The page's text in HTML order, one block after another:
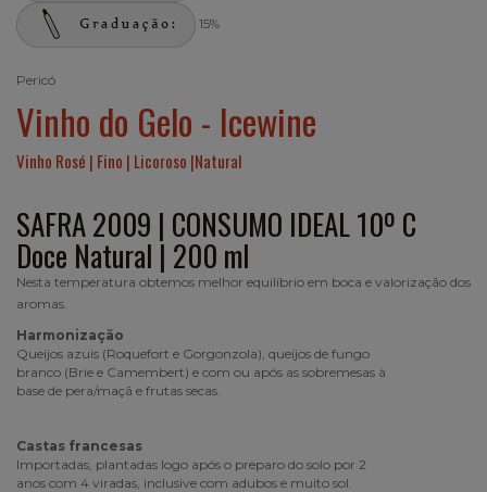
15%
Pericó
Vinho do Gelo - Icewine
Vinho Rosé | Fino | Licoroso |Natural
SAFRA 2009 | CONSUMO IDEAL 10º C
Doce Natural | 200 ml
Nesta temperatura obtemos melhor equilíbrio em boca e valorização dos
aromas.
Harmonização
Queijos azuis (Roquefort e Gorgonzola), queijos de fungo
branco (Brie e Camembert) e com ou após as sobremesas à
base de pera/maçã e frutas secas.
Castas francesas
Importadas, plantadas logo após o preparo do solo por 2
anos com 4 viradas, inclusive com adubos e muito sol.